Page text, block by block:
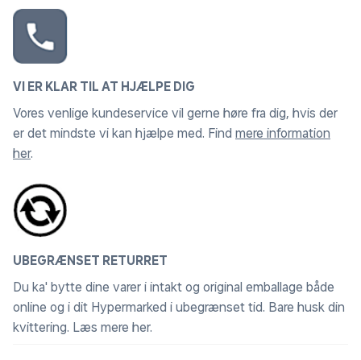
VI ER KLAR TIL AT HJÆLPE DIG
Vores venlige kundeservice vil gerne høre fra dig, hvis der
er det mindste vi kan hjælpe med. Find mere information
her.
UBEGRÆNSET RETURRET
Du ka' bytte dine varer i intakt og original emballage både
online og i dit Hypermarked i ubegrænset tid. Bare husk din
kvittering. Læs mere her.